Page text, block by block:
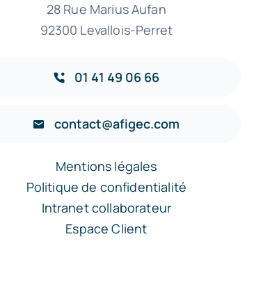
28 Rue Marius Aufan
92300 Levallois-Perret
01 41 49 06 66
contact@afigec.com
Mentions légales
Politique de confidentialité
Intranet collaborateur
Espace Client